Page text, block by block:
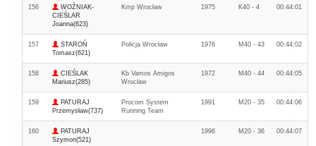
156
WOŹNIAK-
CIEŚLAR
Joanna(623)
Kmp Wrocław 1975 K40 - 4 00:44:01
157
STAROŃ
Tomasz(621)
Policja Wrocław 1976 M40 - 43 00:44:02
158
CIEŚLAK
Mariusz(285)
Kb Vamos Amigos
Wrocław
1972 M40 - 44 00:44:05
159
PATURAJ
Przemysław(737)
Procom System
Running Team
1991 M20 - 35 00:44:06
160
PATURAJ
Szymon(521)
1996 M20 - 36 00:44:07